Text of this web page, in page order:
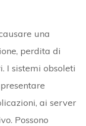
una
perdita di
I sistemi obsoleti
ai server
Possono